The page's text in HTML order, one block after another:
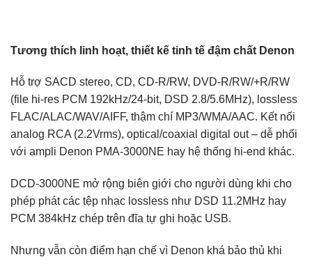
Tương thích linh hoạt, thiết kế tinh tế đậm chất Denon
Hỗ trợ SACD stereo, CD, CD-R/RW, DVD-R/RW/+R/RW
(file hi-res PCM 192kHz/24-bit, DSD 2.8/5.6MHz), lossless
FLAC/ALAC/WAV/AIFF, thậm chí MP3/WMA/AAC. Kết nối
analog RCA (2.2Vrms), optical/coaxial digital out – dễ phối
với ampli Denon PMA-3000NE hay hệ thống hi-end khác.
DCD-3000NE mở rộng biên giới cho người dùng khi cho
phép phát các tệp nhạc lossless như DSD 11.2MHz hay
PCM 384kHz chép trên đĩa tự ghi hoặc USB.
Nhưng vẫn còn điểm hạn chế vì Denon khá bảo thủ khi